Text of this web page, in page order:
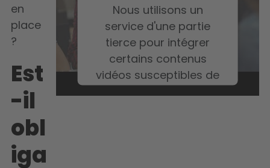
Nous utilisons un
service d'une partie
tierce pour intégrer
certains contenus
vidéos susceptibles de
en
place
?
Est
-il
obl
iga